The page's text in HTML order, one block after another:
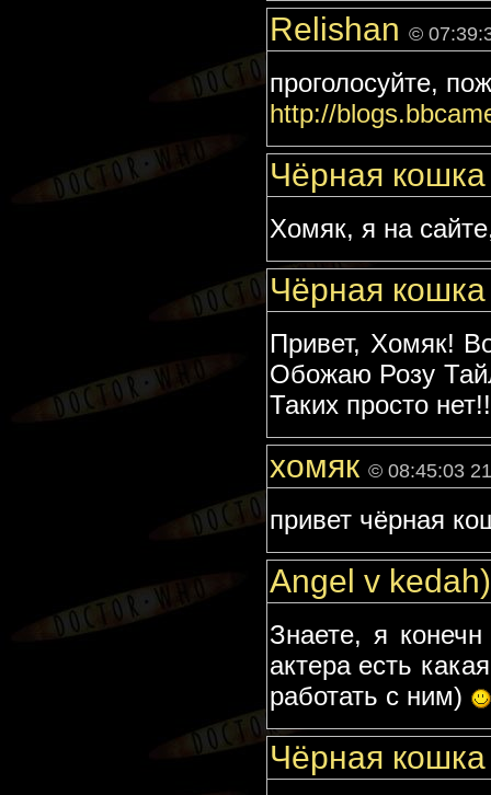
Relishan ©
проголосуйте,
http://
Чёрная
Хомяк, я на
Чёрная
Привет, Хомяк!
Обожаю Розу
Таких просто
хомяк © 08:45:03
привет чёрная
Angel v
Знаете, я
актера есть
работать с ним)
Чёрная